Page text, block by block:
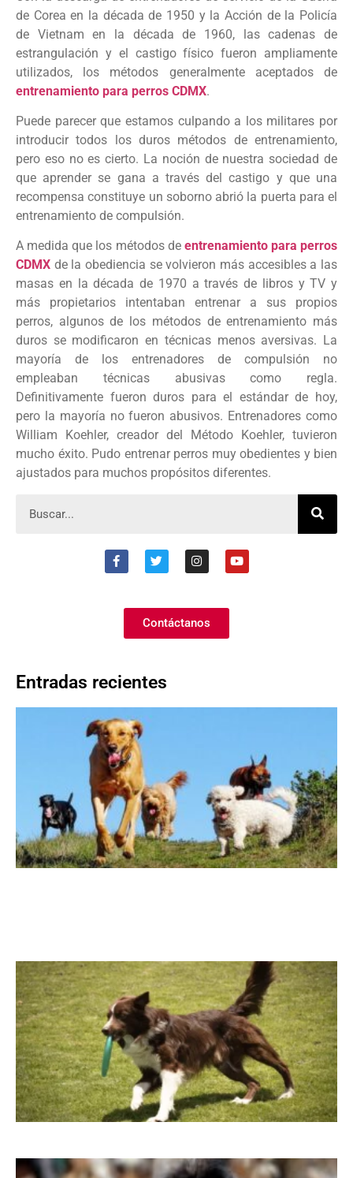
de Corea en la década de 1950 y la Acción de la Policía
de Vietnam en la década de 1960, las cadenas de
estrangulación y el castigo físico fueron ampliamente
utilizados, los métodos generalmente aceptados de
entrenamiento para perros CDMX.
Puede parecer que estamos culpando a los militares por
introducir todos los duros métodos de entrenamiento,
pero eso no es cierto. La noción de nuestra sociedad de
que aprender se gana a través del castigo y que una
recompensa constituye un soborno abrió la puerta para el
entrenamiento de compulsión.
A medida que los métodos de entrenamiento para perros
CDMX de la obediencia se volvieron más accesibles a las
masas en la década de 1970 a través de libros y TV y
más propietarios intentaban entrenar a sus propios
perros, algunos de los métodos de entrenamiento más
duros se modificaron en técnicas menos aversivas. La
mayoría de los entrenadores de compulsión no
empleaban técnicas abusivas como regla.
Definitivamente fueron duros para el estándar de hoy,
pero la mayoría no fueron abusivos. Entrenadores como
William Koehler, creador del Método Koehler, tuvieron
mucho éxito. Pudo entrenar perros muy obedientes y bien
ajustados para muchos propósitos diferentes.
Contáctanos
Entradas recientes